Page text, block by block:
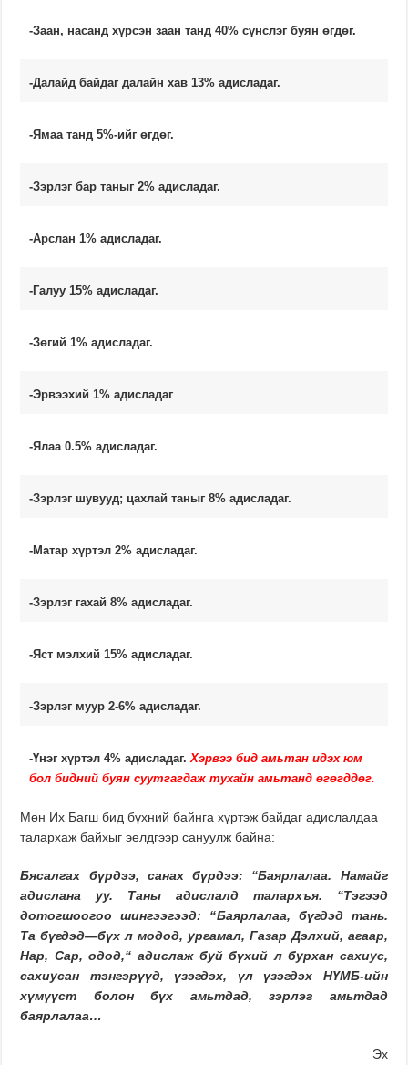
-Заан, насанд хүрсэн заан танд 40% сүнслэг буян өгдөг.
-Далайд байдаг далайн хав 13% адисладаг.
-Ямаа танд 5%-ийг өгдөг.
-Зэрлэг бар таныг 2% адисладаг.
-Арслан 1% адисладаг.
-Галуу 15% адисладаг.
-Зөгий 1% адисладаг.
-Эрвээхий 1% адисладаг
-Ялаа 0.5% адисладаг.
-Зэрлэг шувууд; цахлай таныг 8% адисладаг.
-Матар хүртэл 2% адисладаг.
-Зэрлэг гахай 8% адисладаг.
-Яст мэлхий 15% адисладаг.
-Зэрлэг муур 2-6% адисладаг.
-Үнэг хүртэл 4% адисладаг. Хэрвээ бид амьтан идэх юм
бол бидний буян суутгагдаж тухайн амьтанд өгөгддөг.
Мөн Их Багш бид бүхний байнга хүртэж байдаг адислалдаа
талархаж байхыг эелдгээр сануулж байна:
Бясалгах бүрдээ, санах бүрдээ: “Баярлалаа. Намайг
адислана уу. Таны адислалд талархъя. “Тэгээд
дотогшоогоо шингээгээд: “Баярлалаа, бүгдэд тань.
Та бүгдэд—бүх л модод, ургамал, Газар Дэлхий, агаар,
Нар, Сар, одод,“ адислаж буй бүхий л бурхан сахиус,
сахиусан тэнгэрүүд, үзэгдэх, үл үзэгдэх НҮМБ-ийн
хүмүүст болон бүх амьтдад, зэрлэг амьтдад
баярлалаа…
Эх